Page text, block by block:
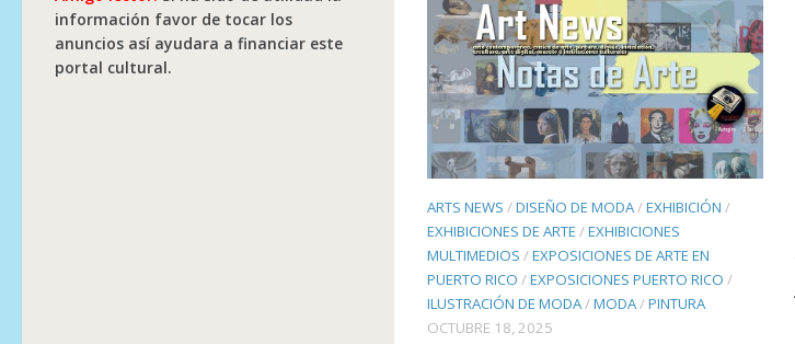
ARTS NEWS /DISEÑO DE MODA/EXHIBICIÓN /
EXHIBICIONES DE ARTE /EXHIBICIONES
MULTIMEDIOS /EXPOSICIONES DE ARTE EN
PUERTO RICO /EXPOSICIONES PUERTO RICO /
ILUSTRACIÓN DE MODA/MODA/PINTURA
OCTUBRE 18, 2025
información favor de tocar los
anuncios así ayudara a financiar este
portal cultural.